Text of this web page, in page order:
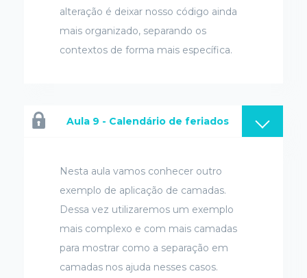
alteração é deixar nosso código ainda
mais organizado, separando os
contextos de forma mais específica.
Aula 9 - Calendário de feriados
Nesta aula vamos conhecer outro
exemplo de aplicação de camadas.
Dessa vez utilizaremos um exemplo
mais complexo e com mais camadas
para mostrar como a separação em
camadas nos ajuda nesses casos.